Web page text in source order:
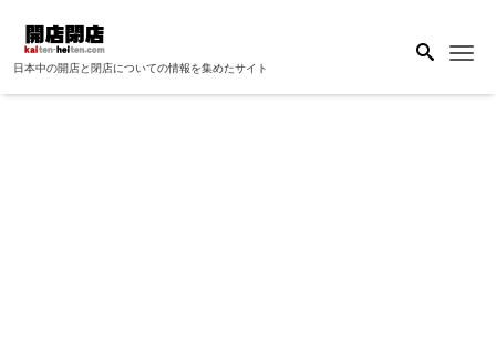
日本中の開店と閉店についての情報を集めたサイト